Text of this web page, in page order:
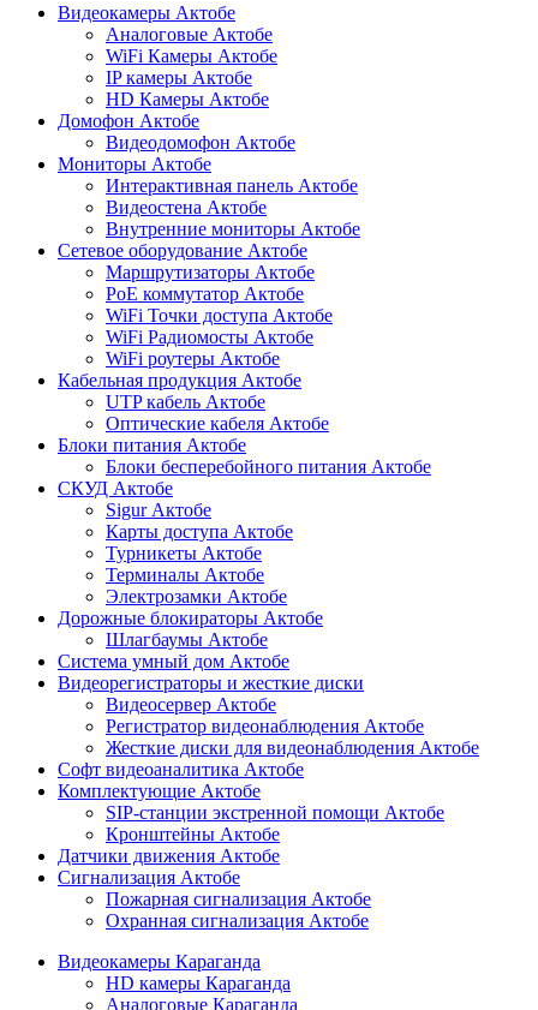
Видеокамеры Актобе
Аналоговые Актобе
WiFi Камеры Актобе
IP камеры Актобе
HD Камеры Актобе
Домофон Актобе
Видеодомофон Актобе
Мониторы Актобе
Интерактивная панель Актобе
Видеостена Актобе
Внутренние мониторы Актобе
Сетевое оборудование Актобе
Маршрутизаторы Актобе
PoE коммутатор Актобе
WiFi Точки доступа Актобе
WiFi Радиомосты Актобе
WiFi роутеры Актобе
Кабельная продукция Актобе
UTP кабель Актобе
Оптические кабеля Актобе
Блоки питания Актобе
Блоки бесперебойного питания Актобе
СКУД Актобе
Sigur Актобе
Карты доступа Актобе
Турникеты Актобе
Терминалы Актобе
Электрозамки Актобе
Дорожные блокираторы Актобе
Шлагбаумы Актобе
Система умный дом Актобе
Видеорегистраторы и жесткие диски
Видеосервер Актобе
Регистратор видеонаблюдения Актобе
Жесткие диски для видеонаблюдения Актобе
Софт видеоаналитика Актобе
Комплектующие Актобе
SIP-станции экстренной помощи Актобе
Кронштейны Актобе
Датчики движения Актобе
Сигнализация Актобе
Пожарная сигнализация Актобе
Охранная сигнализация Актобе
Видеокамеры Караганда
HD камеры Караганда
Аналоговые Караганда